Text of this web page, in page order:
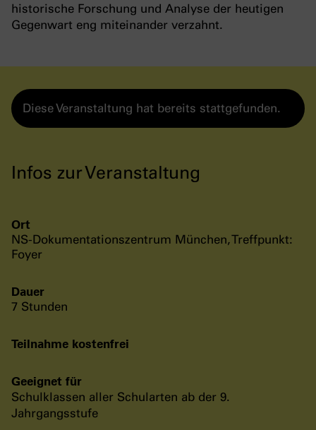
historische Forschung und Analyse der heutigen
Gegenwart eng miteinander verzahnt.
Diese Veranstaltung hat bereits stattgefunden.
Infos zur Veranstaltung
Ort
NS-Dokumentationszentrum München, Treffpunkt:
Foyer
Dauer
7 Stunden
Teilnahme kostenfrei
Geeignet für
Schulklassen aller Schularten ab der 9.
Jahrgangsstufe